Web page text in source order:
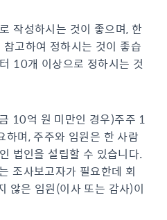
작성하시는 것이 좋으며, 한
고하여 정하시는 것이 좋습
10개 이상으로 정하시는 것
10억 원 미만인 경우)주주 1
하며, 주주와 임원은 한 사람
법인을 설립할 수 있습니다.
조사보고자가 필요한데 회
않은 임원(이사 또는 감사)이